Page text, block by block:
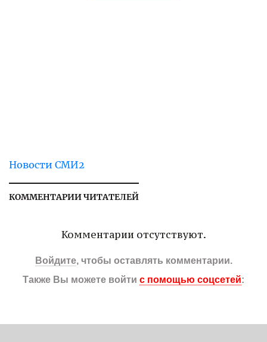
Новости СМИ2
КОММЕНТАРИИ ЧИТАТЕЛЕЙ
Комментарии отсутствуют.
Войдите, чтобы оставлять комментарии.
Также Вы можете войти с помощью соцсетей: